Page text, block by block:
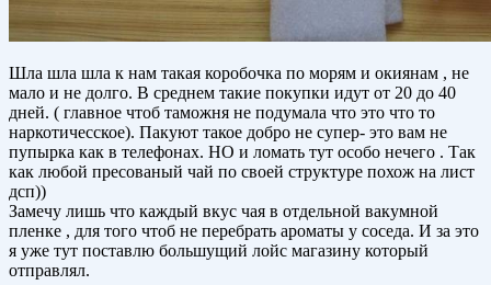
Шла шла шла к нам такая коробочка по морям и окиянам , не
мало и не долго. В среднем такие покупки идут от 20 до 40
дней. ( главное чтоб таможня не подумала что это что то
наркотичесское). Пакуют такое добро не супер- это вам не
пупырка как в телефонах. НО и ломать тут особо нечего . Так
как любой пресованый чай по своей структуре похож на лист
дсп))
Замечу лишь что каждый вкус чая в отдельной вакумной
пленке , для того чтоб не перебрать ароматы у соседа. И за это
я уже тут поставлю большущий лойс магазину который
отправлял.